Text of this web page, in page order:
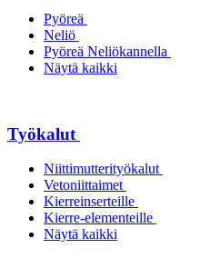
Pyöreä
Neliö
Pyöreä Neliökannella
Näytä kaikki
Työkalut
Niittimutterityökalut
Vetoniittaimet
Kierreinserteille
Kierre-elementeille
Näytä kaikki